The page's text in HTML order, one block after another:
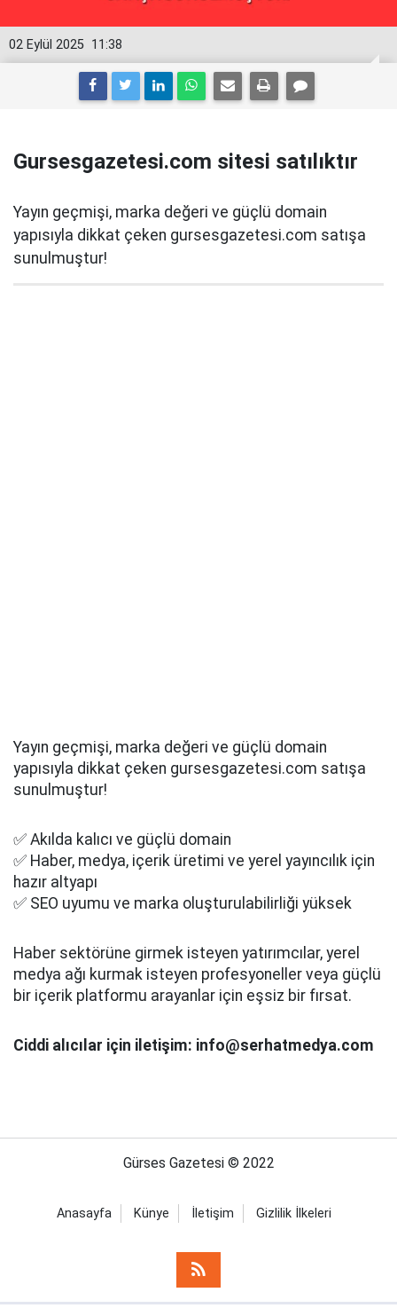
11:38
02 Eylül 2025
Gursesgazetesi.com sitesi satılıktır
Yayın geçmişi, marka değeri ve güçlü domain
yapısıyla dikkat çeken gursesgazetesi.com satışa
sunulmuştur!
Yayın geçmişi, marka değeri ve güçlü domain
yapısıyla dikkat çeken gursesgazetesi.com satışa
sunulmuştur!
✅ Akılda kalıcı ve güçlü domain
✅ Haber, medya, içerik üretimi ve yerel yayıncılık için
hazır altyapı
✅ SEO uyumu ve marka oluşturulabilirliği yüksek
Haber sektörüne girmek isteyen yatırımcılar, yerel
medya ağı kurmak isteyen profesyoneller veya güçlü
bir içerik platformu arayanlar için eşsiz bir fırsat.
Ciddi alıcılar için iletişim: info@serhatmedya.com
Gürses Gazetesi © 2022
Anasayfa Künye İletişim Gizlilik İlkeleri